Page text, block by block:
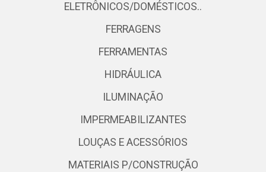
ELETRÔNICOS/DOMÉSTICOS..
FERRAGENS
FERRAMENTAS
HIDRÁULICA
ILUMINAÇÃO
IMPERMEABILIZANTES
LOUÇAS E ACESSÓRIOS
MATERIAIS P/CONSTRUÇÃO